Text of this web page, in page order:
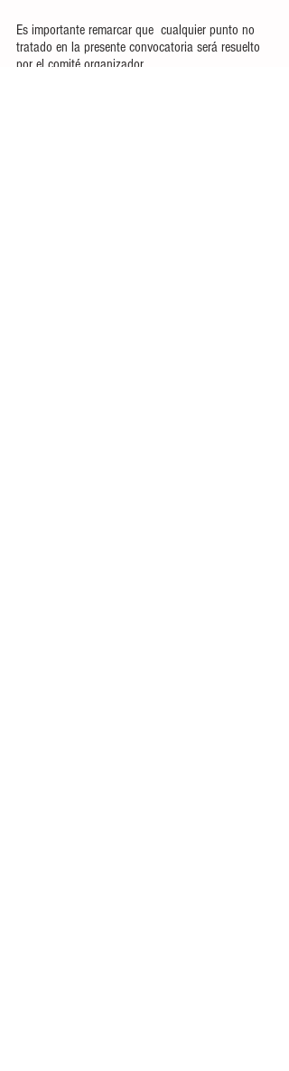
Es importante remarcar que  cualquier punto no
tratado en la presente convocatoria será resuelto
por el comité organizador.